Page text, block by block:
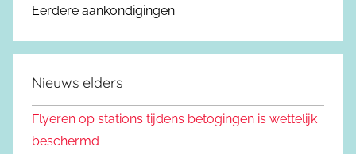
Eerdere aankondigingen
Nieuws elders
Flyeren op stations tijdens betogingen is wettelijk
beschermd